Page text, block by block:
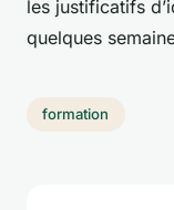
les justificatifs
quelques
formation